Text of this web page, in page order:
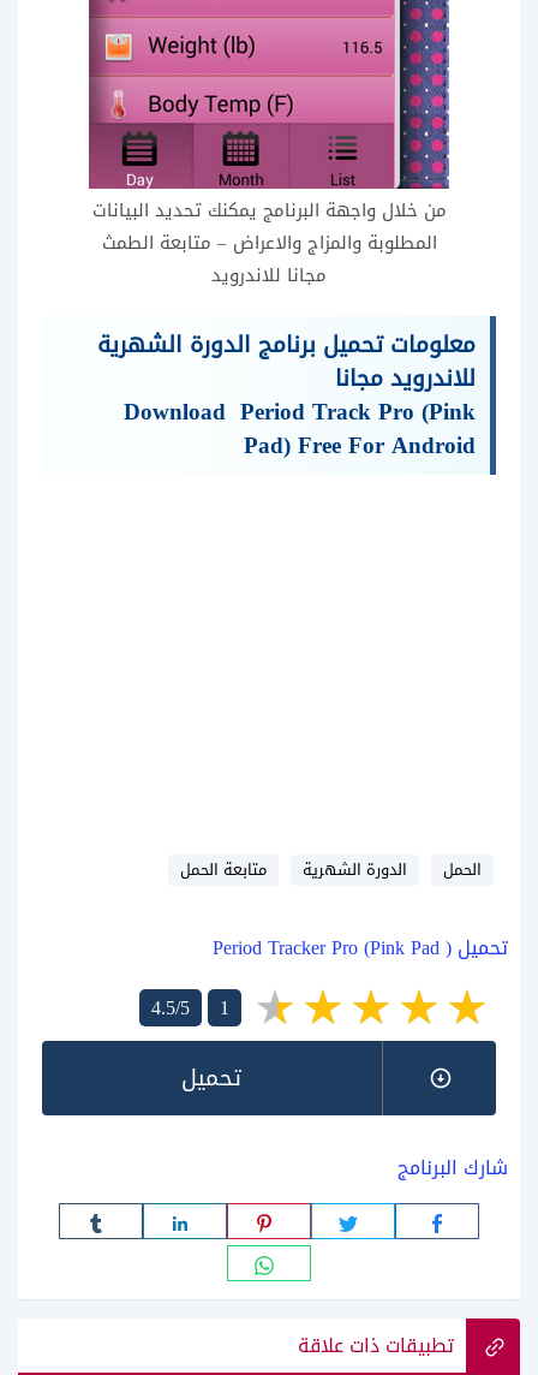
من خلال واجهة البرنامج يمكنك تحديد البيانات
المطلوبة والمزاج والاعراض – متابعة الطمث
مجانا للاندرويد
معلومات تحميل برنامج الدورة الشهرية
للاندرويد مجانا
Download Period Track Pro (Pink
Pad) Free For Android
الحمل الدورة الشهرية متابعة الحمل
تحميل ( Period Tracker Pro (Pink Pad
4.5/5
1
تحميل
شارك البرنامج
تطبيقات ذات علاقة